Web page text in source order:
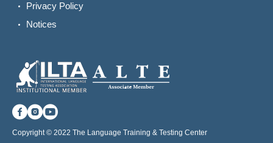
Privacy Policy
Notices
Copyright © 2022 The Language Training & Testing Center